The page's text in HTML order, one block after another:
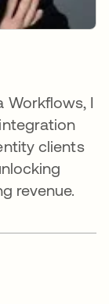
Workflows, I
clients
revenue.